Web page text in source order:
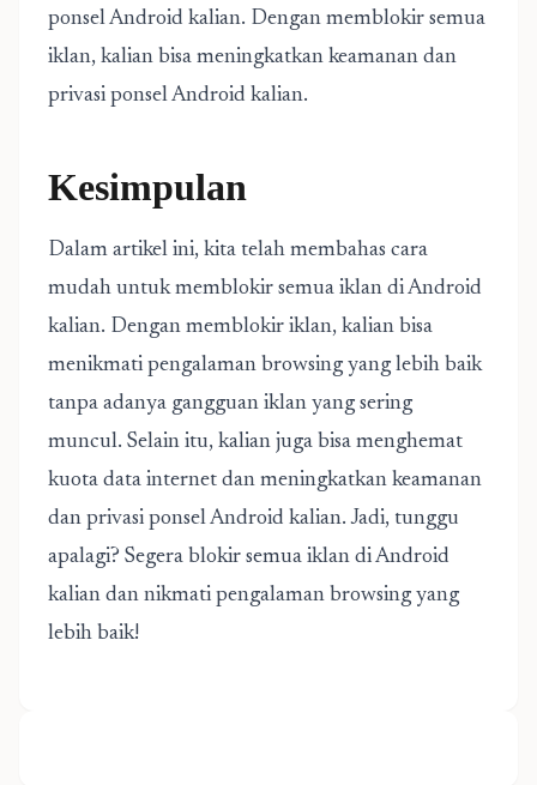
ponsel Android kalian. Dengan memblokir semua
iklan, kalian bisa meningkatkan keamanan dan
privasi ponsel Android kalian.
Kesimpulan
Dalam artikel ini, kita telah membahas cara
mudah untuk memblokir semua iklan di Android
kalian. Dengan memblokir iklan, kalian bisa
menikmati pengalaman browsing yang lebih baik
tanpa adanya gangguan iklan yang sering
muncul. Selain itu, kalian juga bisa menghemat
kuota data internet dan meningkatkan keamanan
dan privasi ponsel Android kalian. Jadi, tunggu
apalagi? Segera blokir semua iklan di Android
kalian dan nikmati pengalaman browsing yang
lebih baik!